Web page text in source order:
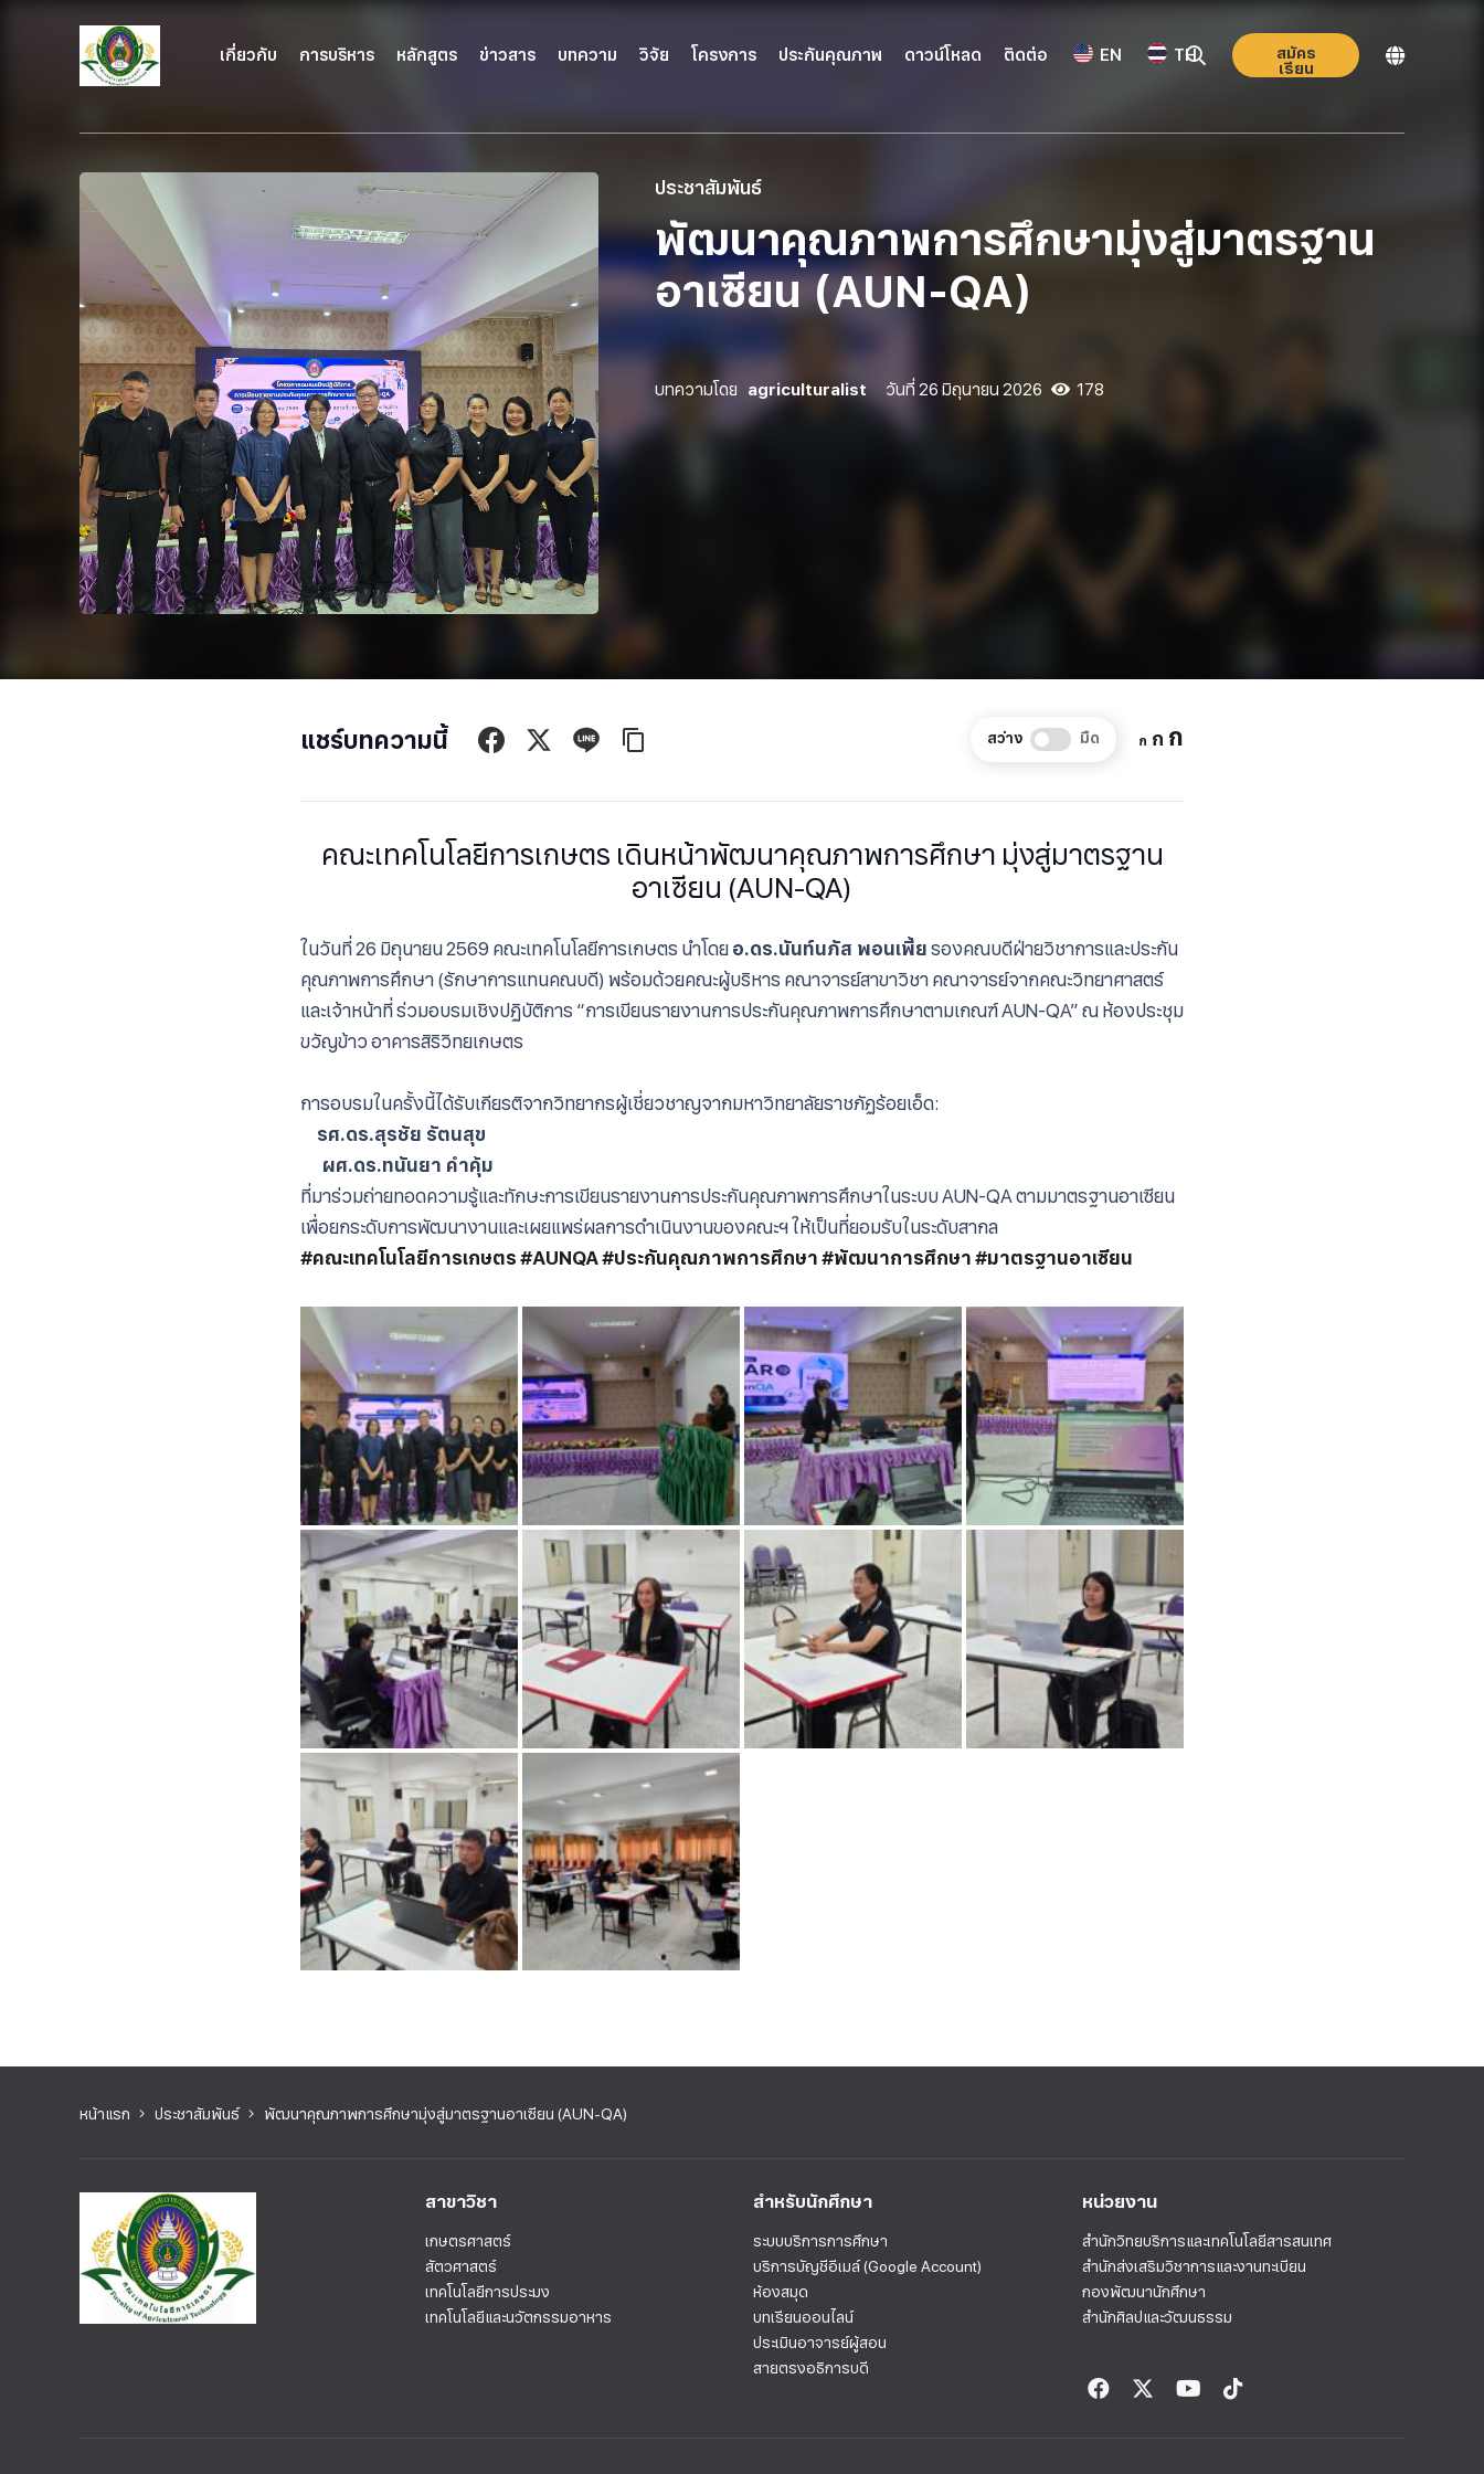
เกี่ยวกับ การบริหาร หลักสูตร ข่าวสาร บทความ วิจัย โครงการ ประกันคุณภาพ ดาวน์โหลด ติดต่อ EN TH
สมัคร
เรียน
ประชาสัมพันธ์
พัฒนาคุณภาพการศึกษามุ่งสู่มาตรฐาน
อาเซียน (AUN-QA)
บทความโดย agriculturalist วันที่ 26 มิถุนายน 2026 178
แชร์บทความนี้ สว่าง มืด ก Decrease
size.
ก Reset
size.
ก
size.
คณะเทคโนโลยีการเกษตร เดินหน้าพัฒนาคุณภาพการศึกษา มุ่งสู่มาตรฐาน
อาเซียน (AUN-QA)
ในวันที่ 26 มิถุนายน 2569 คณะเทคโนโลยีการเกษตร นำโดย อ.ดร.นันท์นภัส พอนเพี้ย รองคณบดีฝ่ายวิชาการและประกัน
คุณภาพการศึกษา (รักษาการแทนคณบดี) พร้อมด้วยคณะผู้บริหาร คณาจารย์สาขาวิชา คณาจารย์จากคณะวิทยาศาสตร์
และเจ้าหน้าที่ ร่วมอบรมเชิงปฏิบัติการ “การเขียนรายงานการประกันคุณภาพการศึกษาตามเกณฑ์ AUN-QA” ณ ห้องประชุม
ขวัญข้าว อาคารสิริวิทยเกษตร
การอบรมในครั้งนี้ได้รับเกียรติจากวิทยากรผู้เชี่ยวชาญจากมหาวิทยาลัยราชภัฏร้อยเอ็ด:
รศ.ดร.สุรชัย รัตนสุข
ผศ.ดร.ทนันยา คำคุ้ม
ที่มาร่วมถ่ายทอดความรู้และทักษะการเขียนรายงานการประกันคุณภาพการศึกษาในระบบ AUN-QA ตามมาตรฐานอาเซียน
เพื่อยกระดับการพัฒนางานและเผยแพร่ผลการดำเนินงานของคณะฯ ให้เป็นที่ยอมรับในระดับสากล
#คณะเทคโนโลยีการเกษตร #AUNQA#ประกันคุณภาพการศึกษา #พัฒนาการศึกษา #มาตรฐานอาเซียน
หน้าแรก ประชาสัมพันธ์ พัฒนาคุณภาพการศึกษามุ่งสู่มาตรฐานอาเซียน (AUN-QA)
สาขาวิชา
เกษตรศาสตร์
สัตวศาสตร์
เทคโนโลยีการประมง
เทคโนโลยีและนวัตกรรมอาหาร
สำหรับนักศึกษา
ระบบบริการการศึกษา
บริการบัญชีอีเมล์ (Google Account)
ห้องสมุด
บทเรียนออนไลน์
ประเมินอาจารย์ผู้สอน
สายตรงอธิการบดี
หน่วยงาน
สำนักวิทยบริการและเทคโนโลยีสารสนเทศ
สำนักส่งเสริมวิชาการและงานทะเบียน
กองพัฒนานักศึกษา
สำนักศิลปและวัฒนธรรม